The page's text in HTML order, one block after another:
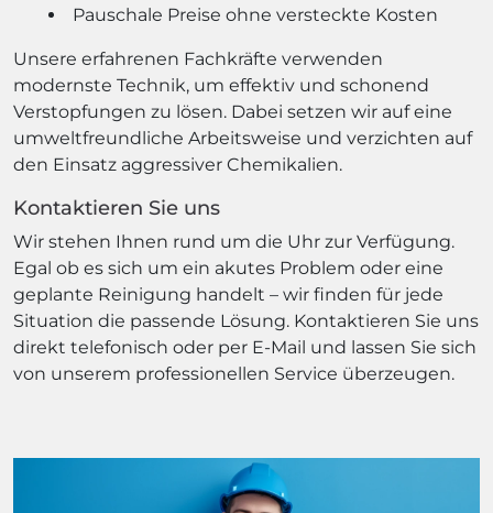
Pauschale Preise ohne versteckte Kosten
Unsere erfahrenen Fachkräfte verwenden
modernste Technik, um effektiv und schonend
Verstopfungen zu lösen. Dabei setzen wir auf eine
umweltfreundliche Arbeitsweise und verzichten auf
den Einsatz aggressiver Chemikalien.
Kontaktieren Sie uns
Wir stehen Ihnen rund um die Uhr zur Verfügung.
Egal ob es sich um ein akutes Problem oder eine
geplante Reinigung handelt – wir finden für jede
Situation die passende Lösung. Kontaktieren Sie uns
direkt telefonisch oder per E-Mail und lassen Sie sich
von unserem professionellen Service überzeugen.